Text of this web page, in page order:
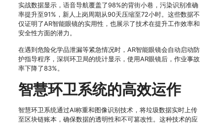
实战数据显示，语音导航覆盖了98%的背街小巷，污染识别准确
率提升至91%，新人上岗周期从90天压缩至72小时。这些数据不
仅证明了AR智能眼镜的实用性，也展示了技术在提升工作效率和
安全性方面的潜力。
在遇到危险化学品泄漏等紧急情况时，AR智能眼镜会自动启动防
护指导程序，深圳环卫局的统计显示，使用AR眼镜后，作业事故
率下降了83%。
智慧环卫系统的高效运作
智慧环卫系统通过AI称重和图像识别技术，将垃圾数据实时上传
至区块链账本，确保数据的透明性和不可篡改性。这种技术的应